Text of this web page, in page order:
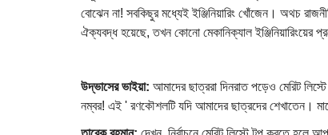
বোঝেন না! সবকিছুর মধ্যেই ইঞ্জিনিয়ারিং খোঁজেন। অথচ
ঐক্যবদ্ধ হয়েছে, তখন কোনো মেকানিক্যাল ইঞ্জিনিয়ারিংয়ের
উদ্ভাসের ভাইয়া: আমাদের ছাত্ররা দিনরাত পড়েও মেরিট
নম্বর! এই ' রণকৌশলটি যদি আমাদের ছাত্রদের শেখাতেন।